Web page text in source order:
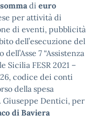
sommadi euro
per attività di
di eventi, pubblicità
dell’esecuzione del
7 “Assistenza
Sicilia FESR 2021 –
codice dei conti
della spesa
Giuseppe Dentici, per
di Baviera